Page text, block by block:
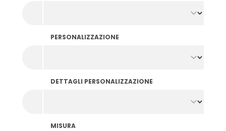
PERSONALIZZAZIONE
DETTAGLI PERSONALIZZAZIONE
MISURA